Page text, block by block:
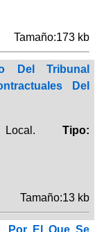
Tamaño:173 kb
Del Tribunal
Del
Local. Tipo:
Tamaño:13 kb
Por El Que Se